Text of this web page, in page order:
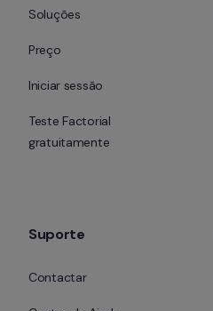
Soluções
Preço
Iniciar sessão
Teste Factorial
gratuitamente
Suporte
Contactar